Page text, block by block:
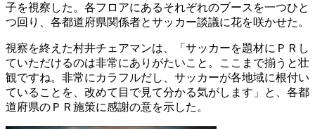
子を視察した。各フロアにあるそれぞれのブースを一つひと
つ回り、各都道府県関係者とサッカー談議に花を咲かせた。
視察を終えた村井チェアマンは、「サッカーを題材にＰＲし
ていただけるのは非常にありがたいこと。ここまで揃うと壮
観ですね。非常にカラフルだし、サッカーが各地域に根付い
ていることを、改めて目で見て分かる気がします」と、各都
道府県のＰＲ施策に感謝の意を示した。